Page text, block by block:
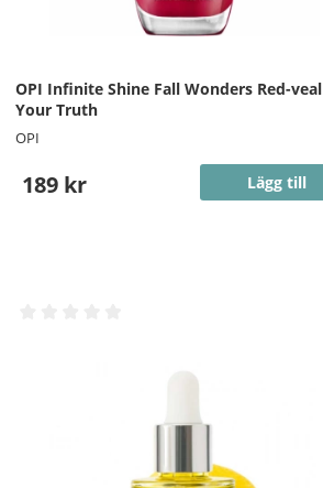
OPI Infinite Shine Fall Wonders Red-veal
Your Truth
OPI
189 kr Lägg till